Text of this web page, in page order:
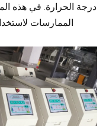
درجة الحرارة. في هذه
الممارسات